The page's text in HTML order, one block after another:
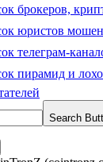
брокеров,
юристов
телеграм-
пирамид и
Search